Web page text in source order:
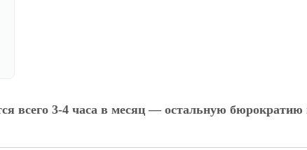
всего 3-4 часа в месяц — остальную